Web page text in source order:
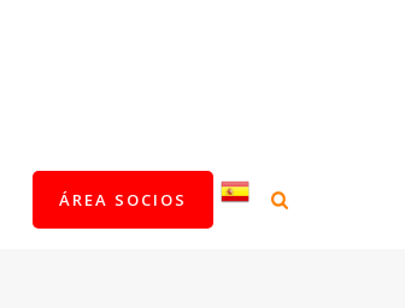
ÁREA SOCIOS